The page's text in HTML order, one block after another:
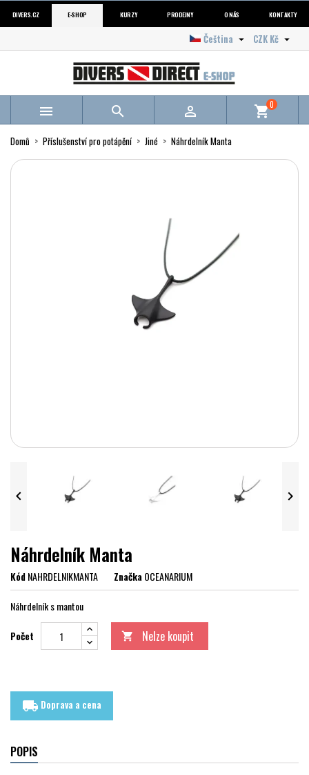
DIVERS.CZ E-SHOP KURZY PRODEJNY O NÁS KONTAKTY
CZK Kč 
Čeština 
   shopping_cart0
Domů Příslušenství pro potápění Jiné Náhrdelník Manta
 
Náhrdelník Manta
KódNAHRDELNIKMANTA ZnačkaOCEANARIUM
Náhrdelník s mantou
Počet  Nelze koupit
local_shipping Doprava a cena
POPIS